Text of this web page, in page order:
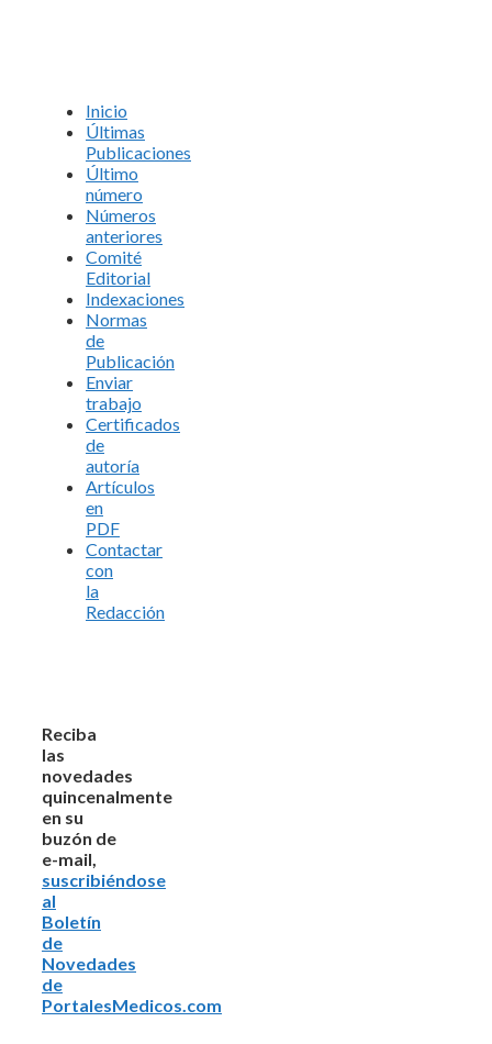
Inicio
Últimas
Publicaciones
Último
número
Números
anteriores
Comité
Editorial
Indexaciones
Normas
de
Publicación
Enviar
trabajo
Certificados
de
autoría
Artículos
en
PDF
Contactar
con
la
Redacción
Reciba
las
novedades
quincenalmente
en su
buzón de
e-mail,
suscribiéndose
al
Boletín
de
Novedades
de
PortalesMedicos.com